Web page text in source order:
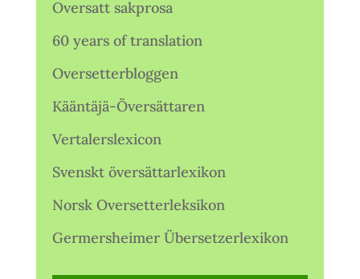
Oversatt sakprosa
60 years of translation
Oversetterbloggen
Kääntäjä-Översättaren
Vertalerslexicon
Svenskt översättarlexikon
Norsk Oversetterleksikon
Germersheimer Übersetzerlexikon